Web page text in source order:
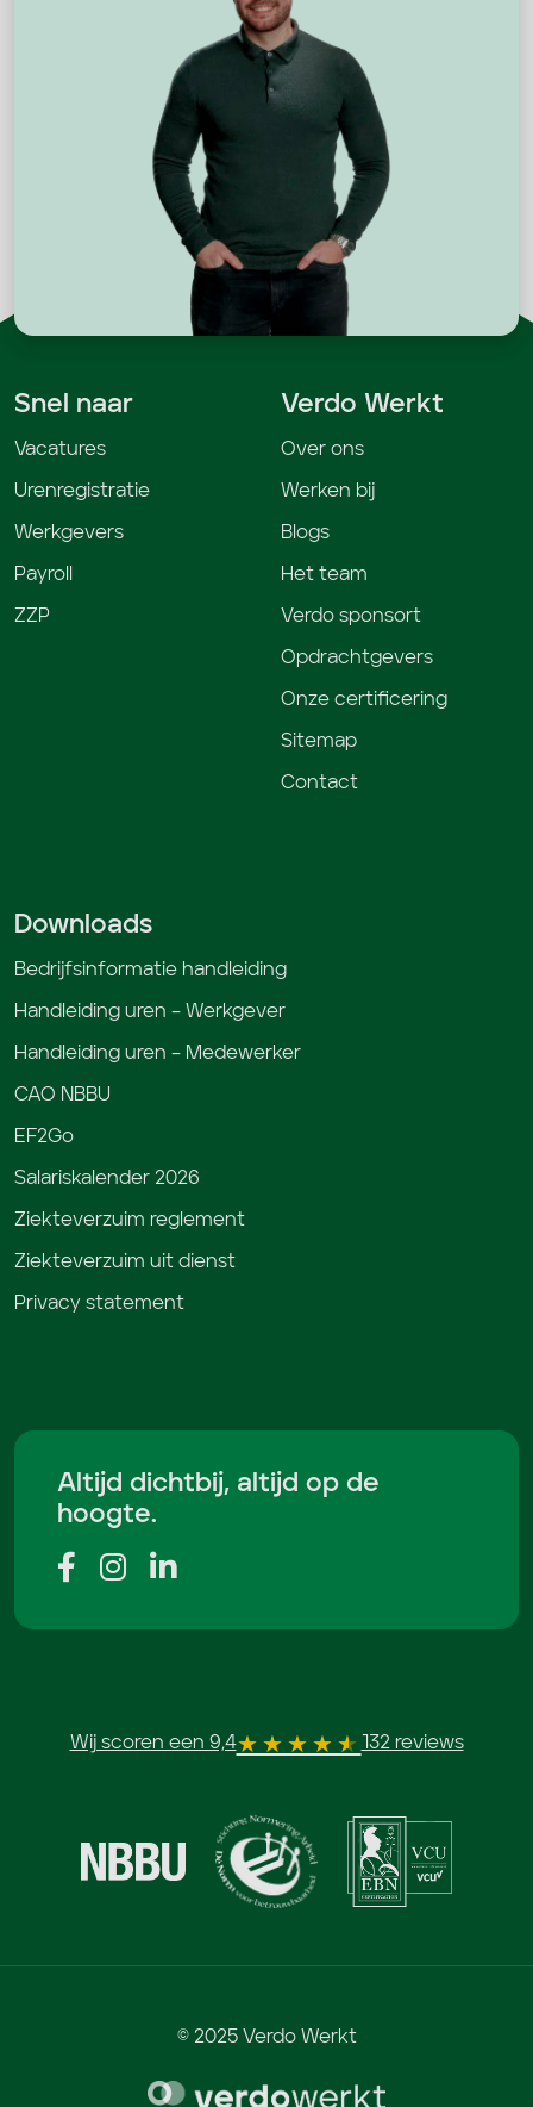
Snel naar
Vacatures
Urenregistratie
Werkgevers
Payroll
ZZP
Verdo Werkt
Over ons
Werken bij
Blogs
Het team
Verdo sponsort
Opdrachtgevers
Onze certificering
Sitemap
Contact
Downloads
Bedrijfsinformatie handleiding
Handleiding uren – Werkgever
Handleiding uren – Medewerker
CAO NBBU
EF2Go
Salariskalender 2026
Ziekteverzuim reglement
Ziekteverzuim uit dienst
Privacy statement
Altijd dichtbij, altijd op de
hoogte.
Wij scoren een 9,4 132 reviews
© 2025 Verdo Werkt